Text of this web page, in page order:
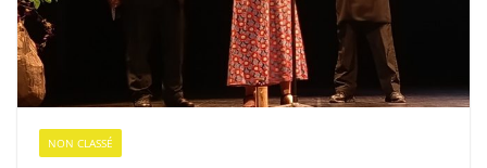
NON CLASSÉ